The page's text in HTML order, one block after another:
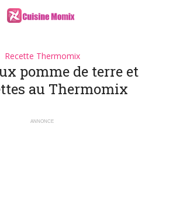
Recette Thermomix
pomme de terre et
au Thermomix
ANNONCE